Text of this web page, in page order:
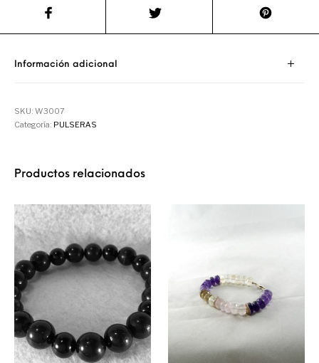
Información adicional
SKU:W3007
Categoría: PULSERAS
Productos relacionados